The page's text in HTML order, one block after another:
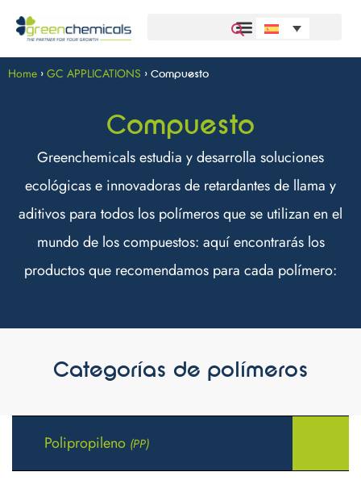
Home > GC APPLICATIONS > Compuesto
Compuesto
Greenchemicals estudia y desarrolla soluciones
ecológicas e innovadoras de retardantes de llama y
aditivos para todos los polímeros que se utilizan en el
mundo de los compuestos: aquí encontrarás los
productos que recomendamos para cada polímero:
Categorías de polímeros
Polipropileno (PP)